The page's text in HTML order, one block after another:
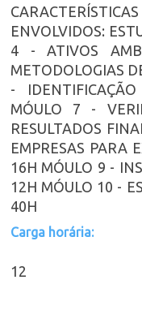
ENVOLVIDOS:
4 - ATIVOS
METODOLOGIAS
-
MÓULO 7 -
RESULTADOS
EMPRESAS PARA
16H MÓULO 9 -
12H MÓULO 10 -
40H
Carga horária:
12